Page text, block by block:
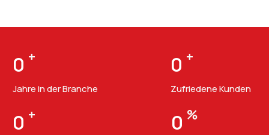
0 +
Jahre in der Branche
0 +
Zufriedene Kunden
0 + 0 %